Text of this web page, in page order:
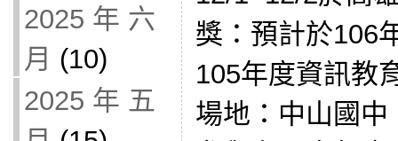
2025 年 六
月 (10)
2025 年 五
獎：預計於106
105年度資訊教
場地：中山國